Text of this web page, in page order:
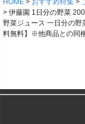
HOME
おすすめ特集
伊藤園 1日分の野菜
野菜ジュース 一日分の野
料無料】※他商品との同